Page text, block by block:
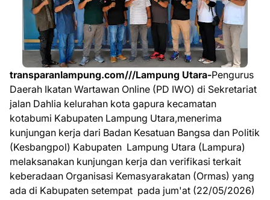
transparanlampung.com///Lampung Utara-Pengurus
Daerah Ikatan Wartawan Online (PD IWO) di Sekretariat
jalan Dahlia kelurahan kota gapura kecamatan
kotabumi Kabupaten Lampung Utara,menerima
kunjungan kerja dari Badan Kesatuan Bangsa dan Politik
(Kesbangpol) Kabupaten Lampung Utara (Lampura)
melaksanakan kunjungan kerja dan verifikasi terkait
keberadaan Organisasi Kemasyarakatan (Ormas) yang
ada di Kabupaten setempat pada jum'at (22/05/2026)